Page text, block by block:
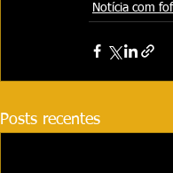
Notícia com
Posts recentes